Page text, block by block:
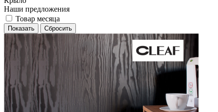
Наши предложения
Товар месяца
Сбросить